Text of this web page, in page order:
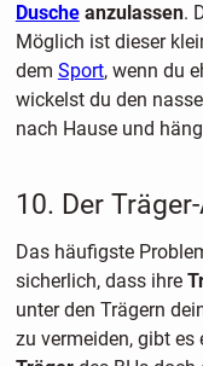
Duscheanzulassen.
Möglich ist dieser
dem Sport, wenn du
wickelst du den
nach Hause und
10. Der
Das häufigste
sicherlich, dass ihre
unter den Trägern
zu vermeiden, gibt es